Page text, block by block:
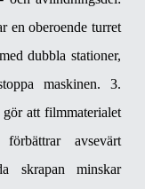
en oberoende turret
dubbla stationer,
maskinen.
3.
att filmmaterialet
avsevärt
skrapan minskar